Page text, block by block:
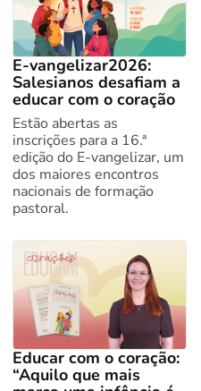
E-vangelizar2026:
Salesianos desafiam a
educar com o coração
Estão abertas as
inscrições para a 16.ª
edição do E-vangelizar, um
dos maiores encontros
nacionais de formação
pastoral.
Educar com o coração:
“Aquilo que mais